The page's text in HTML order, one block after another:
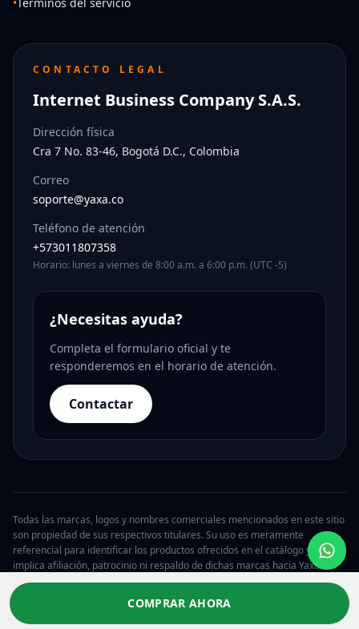
COMPRAR AHORA
CONTACTO LEGAL
Internet Business Company S.A.S.
Dirección física
Cra 7 No. 83-46, Bogotá D.C., Colombia
Correo
soporte@yaxa.co
Teléfono de atención
+573011807358
Horario: lunes a viernes de 8:00 a.m. a 6:00 p.m. (UTC -5)
¿Necesitas ayuda?
Completa el formulario oficial y te
responderemos en el horario de atención.
Contactar
Todas las marcas, logos y nombres comerciales mencionados en este sitio
son propiedad de sus respectivos titulares. Su uso es meramente
referencial para identificar los productos ofrecidos en el catálogo y no
implica afiliación, patrocinio ni respaldo de dichas marcas hacia Yaxa.
© 2026 Yaxa Costa Rica. Todos los derechos reservados.